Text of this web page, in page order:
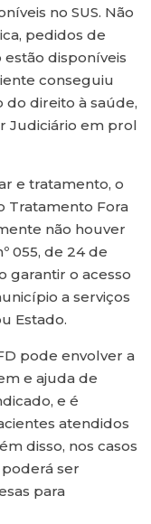
no SUS. Não
pedidos de
disponíveis
conseguiu
do direito à saúde,
Judiciário em prol
e tratamento, o
Tratamento Fora
não houver
055, de 24 de
garantir o acesso
a serviços
Estado.
pode envolver a
e ajuda de
e é
atendidos
disso, nos casos
ser
para